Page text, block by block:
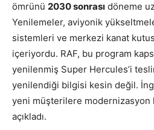
ömrünü 2030 sonrası döneme
Yenilemeler, aviyonik
sistemleri ve merkezi kanat
içeriyordu. RAF, bu program
yenilenmiş Super Hercules’i
yenilendiği bilgisi kesin değil.
yeni müşterilere
açıkladı.